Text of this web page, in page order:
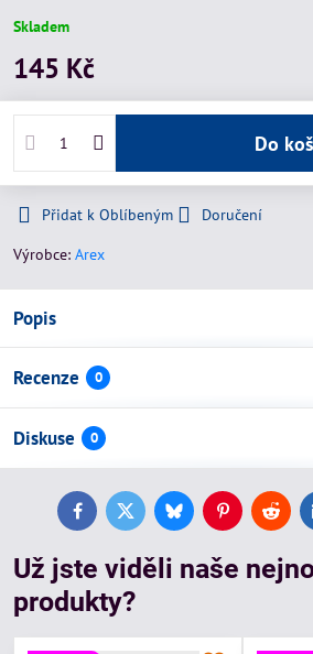
Skladem
145 Kč
Do
Přidat k Oblíbeným
Doručení
Výrobce: Arex
Popis
Recenze 0
Diskuse 0
FacebookTwitterBlueskyPinterestReddit
Už jste viděli naše
produkty?